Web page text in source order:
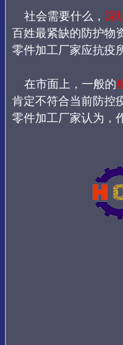
社会需要什么， 深
百姓最紧缺的防护物
零件加工厂家应抗疫
在市面上， 一般的
肯定不符合当前防控
零件加工厂家认为，